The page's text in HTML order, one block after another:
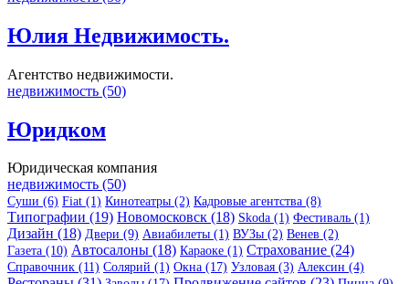
Юлия Недвижимость.
Агентство недвижимости.
недвижимость (50)
Юридком
Юридическая компания
недвижимость (50)
Суши (6) Fiat (1) Кинотеатры (2) Кадровые агентства (8)
Типографии (19) Новомосковск (18) Skoda (1) Фестиваль (1)
Дизайн (18) Двери (9) Авиабилеты (1) ВУЗы (2) Венев (2)
Газета (10) Автосалоны (18) Караоке (1) Страхование (24)
Справочник (11) Солярий (1) Окна (17) Узловая (3) Алексин (4)